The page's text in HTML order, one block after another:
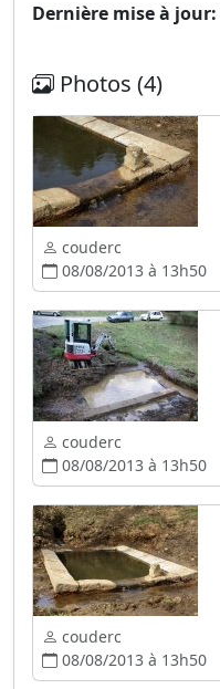
Dernière mise à jour:
Photos (4)
couderc
08/08/2013 à 13h50
couderc
08/08/2013 à 13h50
couderc
08/08/2013 à 13h50